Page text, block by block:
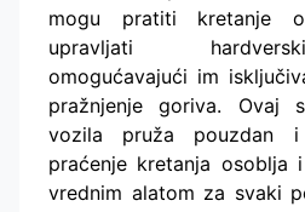
mogu pratiti kretanje
upravljati
omogućavajući im
pražnjenje goriva. Ovaj
vozila pruža pouzdan
praćenje kretanja osoblja
vrednim alatom za svaki